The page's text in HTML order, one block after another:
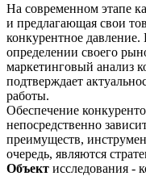
На современном этапе
и предлагающая свои
конкурентное
определении своего
маркетинговый анализ
подтверждает
работы.
Обеспечение
непосредственно
преимуществ,
очередь, являются
Объект исследования -